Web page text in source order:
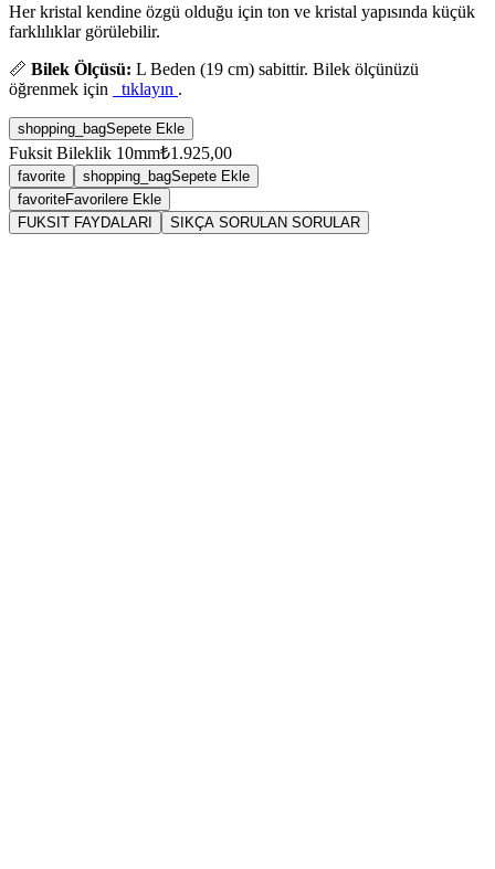
Her kristal kendine özgü olduğu için ton ve kristal yapısında küçük
farklılıklar görülebilir.
📏 Bilek Ölçüsü: L Beden (19 cm) sabittir. Bilek ölçünüzü
öğrenmek için
tıklayın .
shopping_bagSepete Ekle
Fuksit Bileklik 10mm₺1.925,00
favorite shopping_bagSepete Ekle
favoriteFavorilere Ekle
FUKSIT FAYDALARI
SIKÇA SORULAN SORULAR